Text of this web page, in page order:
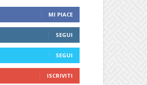
MI PIACE
SEGUI
SEGUI
ISCRIVITI